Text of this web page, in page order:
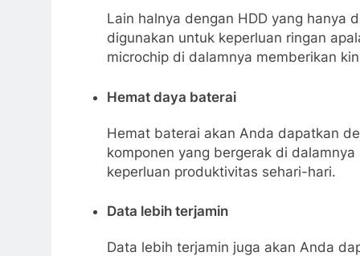
Lain halnya dengan HDD yang hanya
digunakan untuk keperluan ringan
microchip di dalamnya memberikan
Hemat daya baterai
Hemat baterai akan Anda dapatkan
komponen yang bergerak di
keperluan produktivitas sehari-hari.
Data lebih terjamin
Data lebih terjamin juga akan Anda